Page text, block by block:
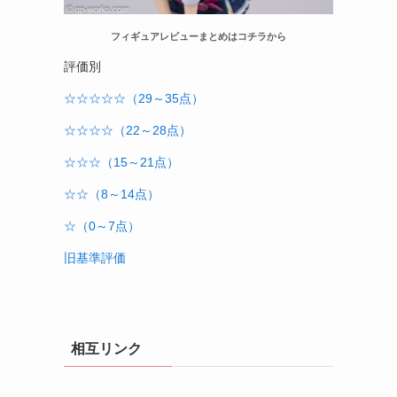
フィギュアレビューまとめはコチラから
評価別
☆☆☆☆☆（29～35点）
☆☆☆☆（22～28点）
☆☆☆（15～21点）
☆☆（8～14点）
☆（0～7点）
旧基準評価
相互リンク